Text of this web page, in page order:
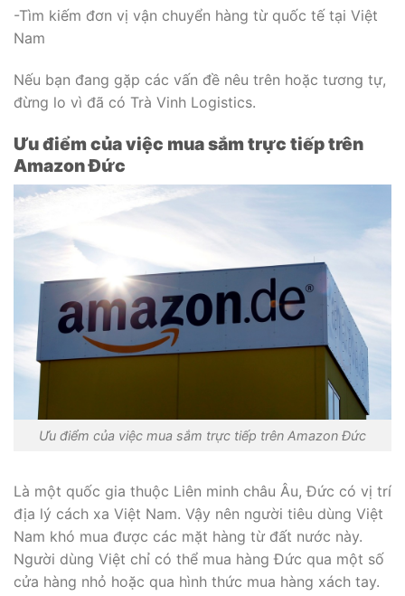
-Tìm kiếm đơn vị vận chuyển hàng từ quốc tế tại Việt
Nam
Nếu bạn đang gặp các vấn đề nêu trên hoặc tương tự,
đừng lo vì đã có Trà Vinh Logistics.
Ưu điểm của việc mua sắm trực tiếp trên
Amazon Đức
Ưu điểm của việc mua sắm trực tiếp trên Amazon Đức
Là một quốc gia thuộc Liên minh châu Âu, Đức có vị trí
địa lý cách xa Việt Nam. Vậy nên người tiêu dùng Việt
Nam khó mua được các mặt hàng từ đất nước này.
Người dùng Việt chỉ có thể mua hàng Đức qua một số
cửa hàng nhỏ hoặc qua hình thức mua hàng xách tay.